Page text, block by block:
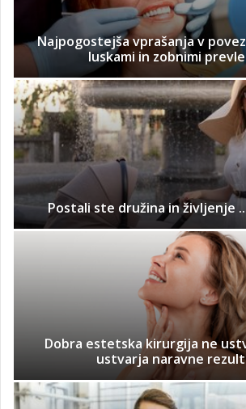
Najpogostejša vprašanja v
luskami in zobnimi
Postali ste družina in življenje
Dobra estetska kirurgija ne
ustvarja naravne